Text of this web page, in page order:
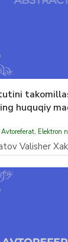
huquqiy
Avtoreferat, Elektron
Valisher